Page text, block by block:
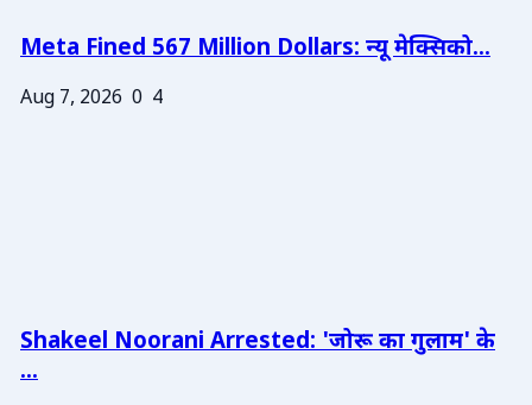
Meta Fined 567 Million Dollars: न्यू मेक्सिको...
Aug 7, 2026 0 4
Shakeel Noorani Arrested: 'जोरू का गुलाम' के
...